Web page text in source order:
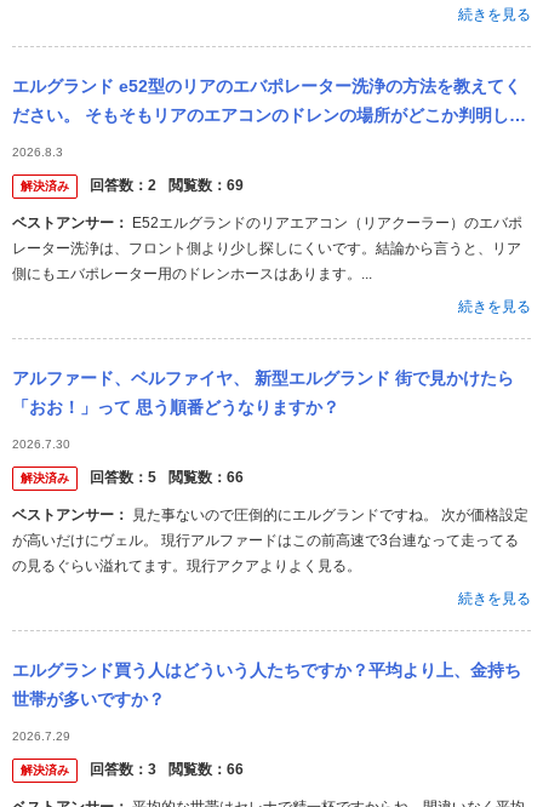
続きを見る
エルグランド e52型のリアのエバポレーター洗浄の方法を教えてく
ださい。 そもそもリアのエアコンのドレンの場所がどこか判明しま
せん。 当初はドレンから注入タイプの洗浄剤の使用を検討しており
まし...
2026.8.3
解決済み 回答数： 2 閲覧数： 69
ベストアンサー：
レーター洗浄は、フロント側より少し探しにくいです。結論から言うと、リア
側にもエバポレーター用のドレンホースはあります。...
続きを見る
アルファード、ベルファイヤ、 新型エルグランド 街で見かけたら
「おお！」って 思う順番どうなりますか？
2026.7.30
解決済み 回答数： 5 閲覧数： 66
ベストアンサー：
が高いだけにヴェル。 現行アルファードはこの前高速で3台連なって走ってる
の見るぐらい溢れてます。現行アクアよりよく見る。
続きを見る
エルグランド買う人はどういう人たちですか？平均より上、金持ち
世帯が多いですか？
2026.7.29
解決済み 回答数： 3 閲覧数： 66